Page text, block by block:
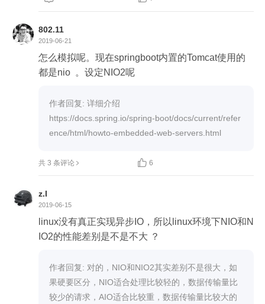
802.11
2019-06-21
怎么模拟呢。现在springboot内置的Tomcat使用的
都是nio  。设定NIO2呢
作者回复: 详细介绍
https://docs.spring.io/spring-boot/docs/current/refer
ence/html/howto-embedded-web-servers.html
共 3 条评论  6
z.l
2019-06-15
linux没有真正实现异步IO，所以linux环境下NIO和N
IO2的性能差别是不是不大 ？
作者回复: 对的，NIO和NIO2其实差别不是很大，如
果硬要区分，NIO适合处理比较轻的，数据传输量比
较少的请求，AIO适合比较重，数据传输量比较大的